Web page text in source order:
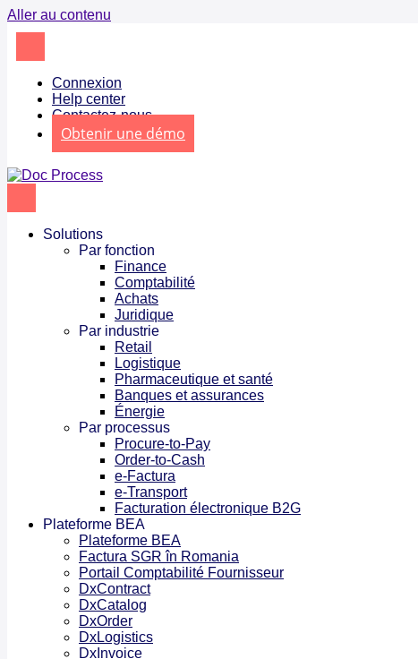
Aller au contenu
Connexion
Help center
Contactez-nous
Obtenir une démo
Solutions
Par fonction
Finance
Comptabilité
Achats
Juridique
Par industrie
Retail
Logistique
Pharmaceutique et santé
Banques et assurances
Énergie
Par processus
Procure-to-Pay
Order-to-Cash
e-Factura
e-Transport
Facturation électronique B2G
Plateforme BEA
Plateforme BEA
Factura SGR în Romania
Portail Comptabilité Fournisseur
DxContract
DxCatalog
DxOrder
DxLogistics
DxInvoice